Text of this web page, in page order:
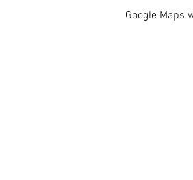
Google Maps